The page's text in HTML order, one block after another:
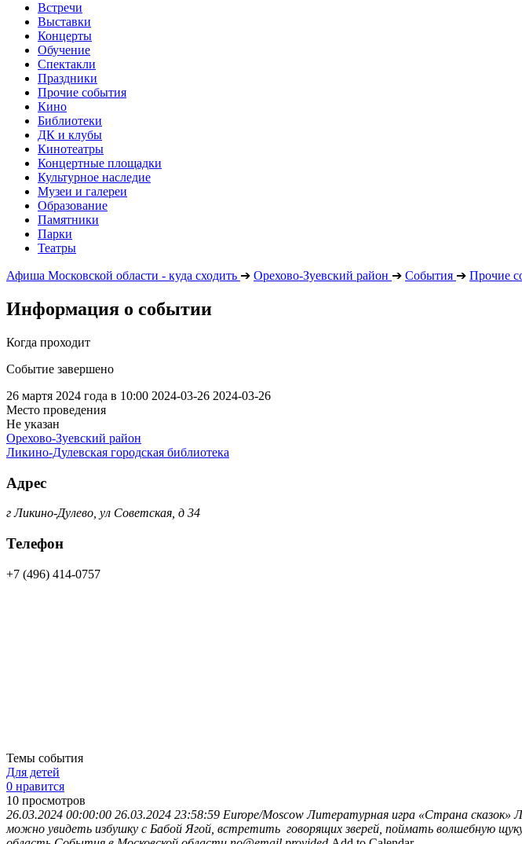
Встречи
Выставки
Концерты
Обучение
Спектакли
Праздники
Прочие события
Кино
Библиотеки
ДК и клубы
Кинотеатры
Концертные площадки
Культурное наследие
Музеи и галереи
Образование
Памятники
Парки
Театры
Афиша Московской области - куда сходить ➔ Орехово-Зуевский район ➔ События ➔ Прочие
Информация о событии
Когда проходит
Событие завершено
26 мартя 2024 года в 10:00 2024-03-26 2024-03-26
Место проведения
Не указан
Орехово-Зуевский район
Ликино-Дулевская городская библиотека
Адрес
г Ликино-Дулево, ул Советская, д 34
Телефон
+7 (496) 414-0757
Темы события
Для детей
0 нравится
10 просмотров
26.03.2024 00:00:00 26.03.2024 23:58:59 Europe/Moscow Литературная игра «Страна сказок»
можно увидеть избушку с Бабой Ягой, встретить говорящих зверей, поймать волшебную